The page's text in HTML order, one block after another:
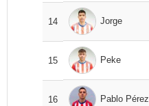
14 Jorge
15 Peke
16 Pablo Pérez